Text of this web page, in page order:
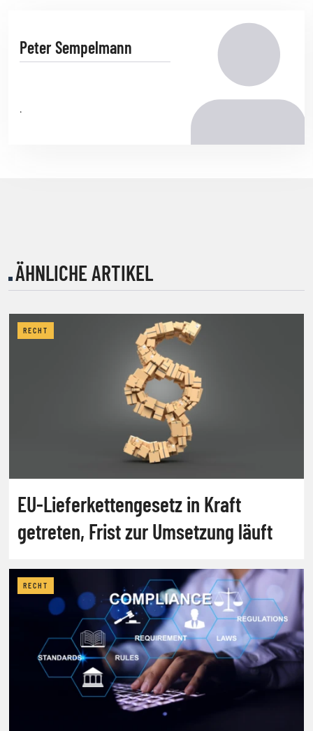
Peter Sempelmann
.
ÄHNLICHE ARTIKEL
RECHT
EU-Lieferkettengesetz in Kraft
getreten, Frist zur Umsetzung läuft
RECHT